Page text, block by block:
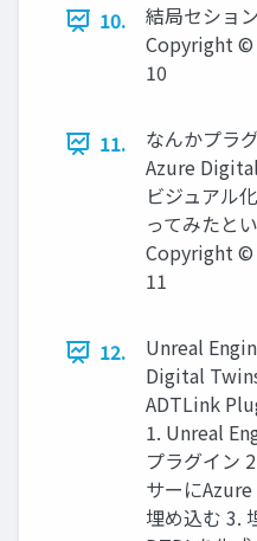
10.
結局セショ
Copyright ©
10
11.
なんかプラ
Azure
ビジュアル
ってみたと
Copyright ©
11
12.
Unreal
Digital
ADTLink
1. Unreal
プラグイン
サーに
埋め込む 3.